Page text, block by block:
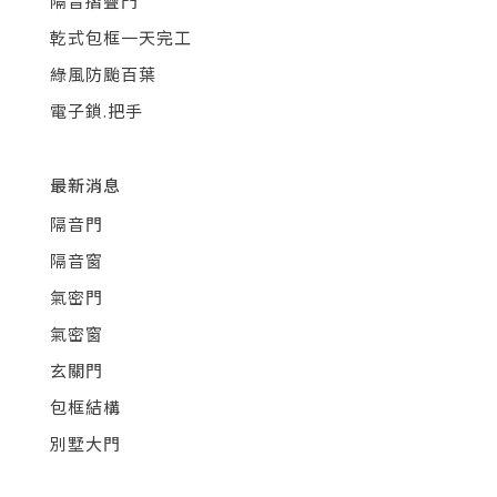
乾式包框一天完工
綠風防颱百葉
電子鎖.把手
最新消息
隔音門
隔音窗
氣密門
氣密窗
玄關門
包框結構
別墅大門